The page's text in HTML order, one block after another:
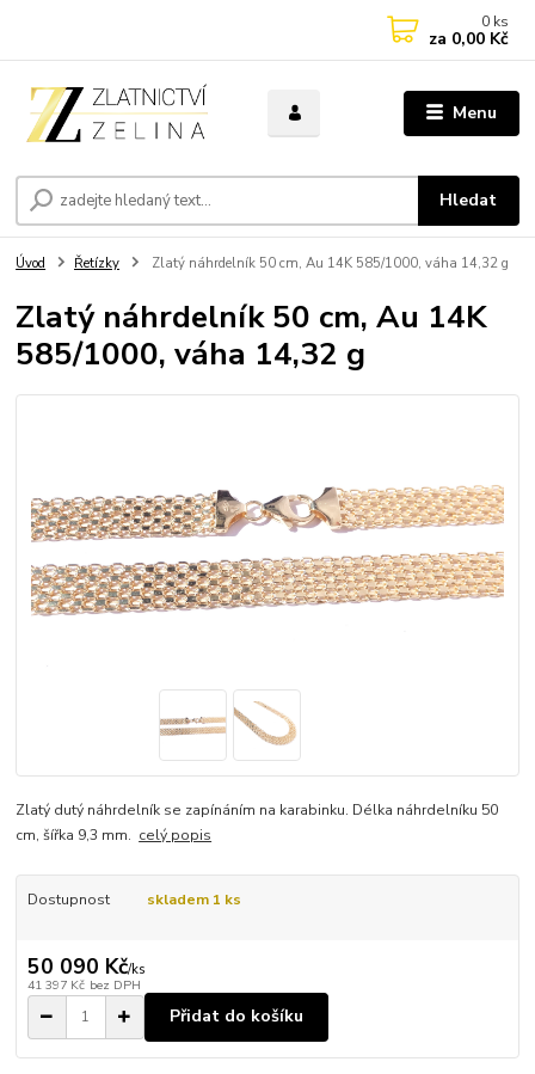
Menu
Hledat
0 ks
za 0,00 Kč
Úvod Řetízky Zlatý náhrdelník 50 cm, Au 14K 585/1000, váha 14,32 g
Zlatý náhrdelník 50 cm, Au 14K
585/1000, váha 14,32 g
Zlatý dutý náhrdelník se zapínáním na karabinku. Délka náhrdelníku 50
cm, šířka 9,3 mm. celý popis
Dostupnost skladem 1 ks
50 090 Kč/ks
41 397 Kč bez DPH
Přidat do košíku